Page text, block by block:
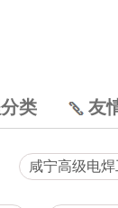
类 友
咸宁高级电